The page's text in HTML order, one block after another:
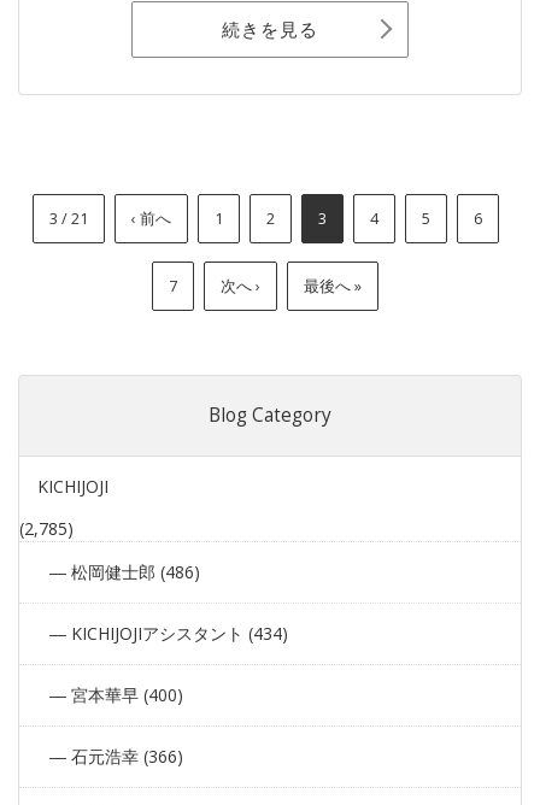
続きを見る
3 / 21 ‹ 前へ 1 2 3 4 5 6
7 次へ › 最後へ »
Blog Category
KICHIJOJI
(2,785)
松岡健士郎 (486)
KICHIJOJIアシスタント (434)
宮本華早 (400)
石元浩幸 (366)